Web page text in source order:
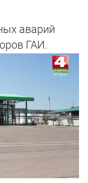
аварий
ГАИ.